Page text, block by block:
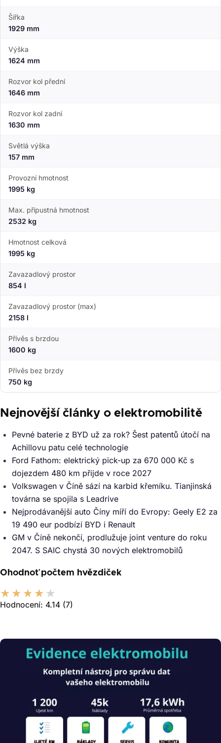
Šířka
1929 mm
Výška
1624 mm
Rozvor kol přední
1646 mm
Rozvor kol zadní
1630 mm
Světlá výška
157 mm
Provozní hmotnost
1995 kg
Max. přípustná hmotnost
2532 kg
Hmotnost celková
1995 kg
Zavazadlový prostor
854 l
Zavazadlový prostor (max)
2158 l
Přívěs s brzdou
1600 kg
Přívěs bez brzdy
750 kg
Nejnovější články o elektromobilitě
Pevné baterie z BYD už za rok? Šest patentů útočí na
Achillovu patu celé technologie
Ford Fathom: elektrický pick-up za 670 000 Kč s
dojezdem 480 km přijde v roce 2027
Volkswagen v Číně sází na karbid křemíku. Tianjinská
továrna se spojila s Leadrive
Nejprodávanější auto Číny míří do Evropy: Geely E2 za
19 490 eur podbízí BYD i Renault
GM v Číně nekončí, prodlužuje joint venture do roku
2047. S SAIC chystá 30 nových elektromobilů
Ohodnoť počtem hvězdiček
Hodnocení: 4.14 (7)
Obrázek